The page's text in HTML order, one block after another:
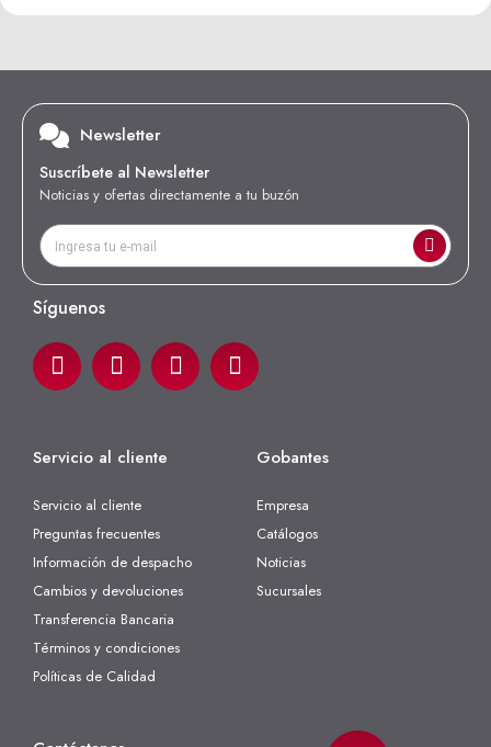
Newsletter
Suscríbete al Newsletter
Noticias y ofertas directamente a tu buzón
Síguenos
Servicio al cliente
Servicio al cliente
Preguntas frecuentes
Información de despacho
Cambios y devoluciones
Transferencia Bancaria
Términos y condiciones
Políticas de Calidad
Gobantes
Empresa
Catálogos
Noticias
Sucursales